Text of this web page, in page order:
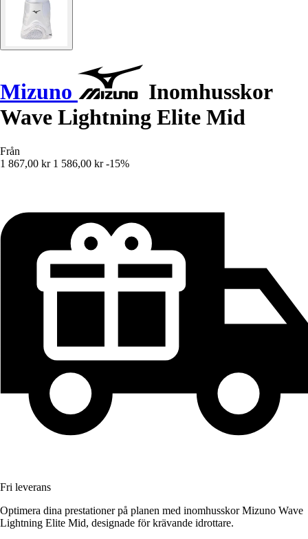
Mizuno
Inomhusskor
Wave Lightning Elite Mid
Från
1 867,00 kr 1 586,00 kr -15%
Fri leverans
Optimera dina prestationer på planen med inomhusskor Mizuno Wave
Lightning Elite Mid, designade för krävande idrottare.